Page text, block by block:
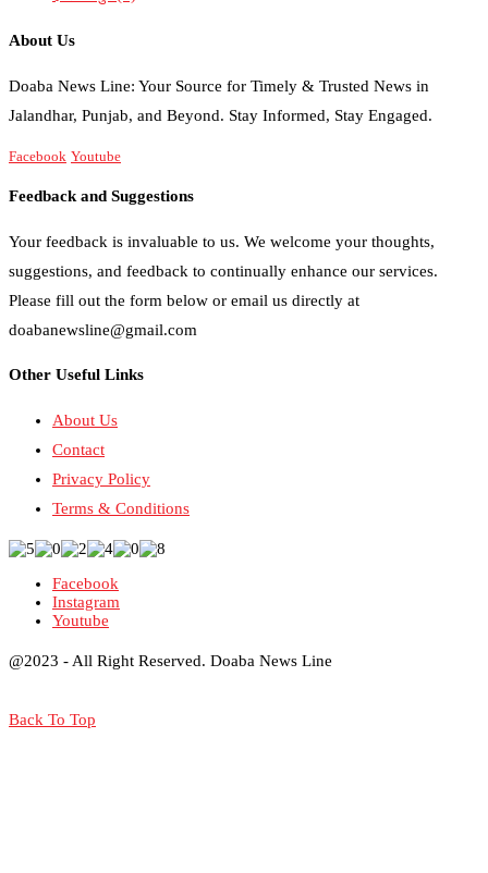
About Us
Doaba News Line: Your Source for Timely & Trusted News in
Jalandhar, Punjab, and Beyond. Stay Informed, Stay Engaged.
Facebook Youtube
Feedback and Suggestions
Your feedback is invaluable to us. We welcome your thoughts,
suggestions, and feedback to continually enhance our services.
Please fill out the form below or email us directly at
doabanewsline@gmail.com
Other Useful Links
About Us
Contact
Privacy Policy
Terms & Conditions
Facebook
Instagram
Youtube
@2023 - All Right Reserved. Doaba News Line
Back To Top